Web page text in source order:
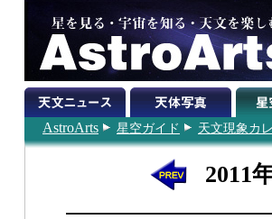
AstroArts 星空ガイド 天文現象カ
2011